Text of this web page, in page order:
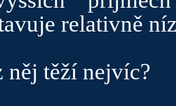
relativně
něj těží nejvíc?